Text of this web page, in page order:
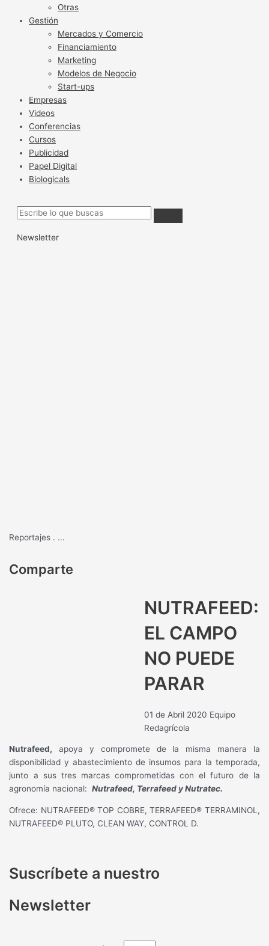
Otras
Gestión
Mercados y Comercio
Financiamiento
Marketing
Modelos de Negocio
Start-ups
Empresas
Videos
Conferencias
Cursos
Publicidad
Papel Digital
Biologicals
Newsletter
Reportajes . ...
Comparte
NUTRAFEED:
EL CAMPO
NO PUEDE
PARAR
01 de Abril 2020 Equipo
Redagrícola
Nutrafeed, apoya y compromete de la misma manera la
disponibilidad y abastecimiento de insumos para la temporada,
junto a sus tres marcas comprometidas con el futuro de la
agronomía nacional:Nutrafeed, Terrafeed y Nutratec.
Ofrece: NUTRAFEED® TOP COBRE, TERRAFEED® TERRAMINOL,
NUTRAFEED® PLUTO, CLEAN WAY, CONTROL D.
Suscríbete a nuestro
Newsletter